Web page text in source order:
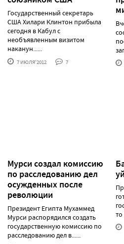
Государственный секретарь
США Хилари Клинтон прибыла
сегодня в Кабул с
необъявленным визитом
наканун......
7 ИЮЛЯ'2012 7
Мурси создал комиссию
по расследованию дел
осужденных после
революции
Президент Египта Мухаммед
Мурси распорядился создать
государственную комиссию по
расследованию дел в......
то